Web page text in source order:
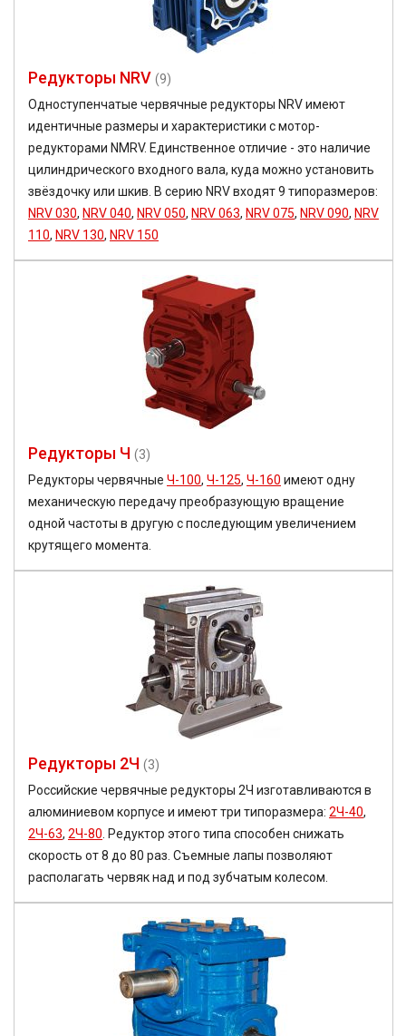
Редукторы NRV (9)
Одноступенчатые червячные редукторы NRV имеют
идентичные размеры и характеристики с мотор-
редукторами NMRV. Единственное отличие - это наличие
цилиндрического входного вала, куда можно установить
звёздочку или шкив. В серию NRV входят 9 типоразмеров:
NRV 030, NRV 040, NRV 050, NRV 063, NRV 075, NRV 090, NRV
110, NRV 130, NRV 150
Редукторы Ч (3)
Редукторы червячные Ч-100, Ч-125, Ч-160 имеют одну
механическую передачу преобразующую вращение
одной частоты в другую с последующим увеличением
крутящего момента.
Редукторы 2Ч (3)
Российские червячные редукторы 2Ч изготавливаются в
алюминиевом корпусе и имеют три типоразмера: 2Ч-40,
2Ч-63, 2Ч-80. Редуктор этого типа способен снижать
скорость от 8 до 80 раз. Съемные лапы позволяют
располагать червяк над и под зубчатым колесом.